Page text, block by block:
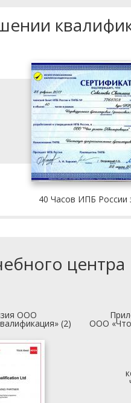
40 Часов ИПБ России
центра
ООО
(2) ООО «Что